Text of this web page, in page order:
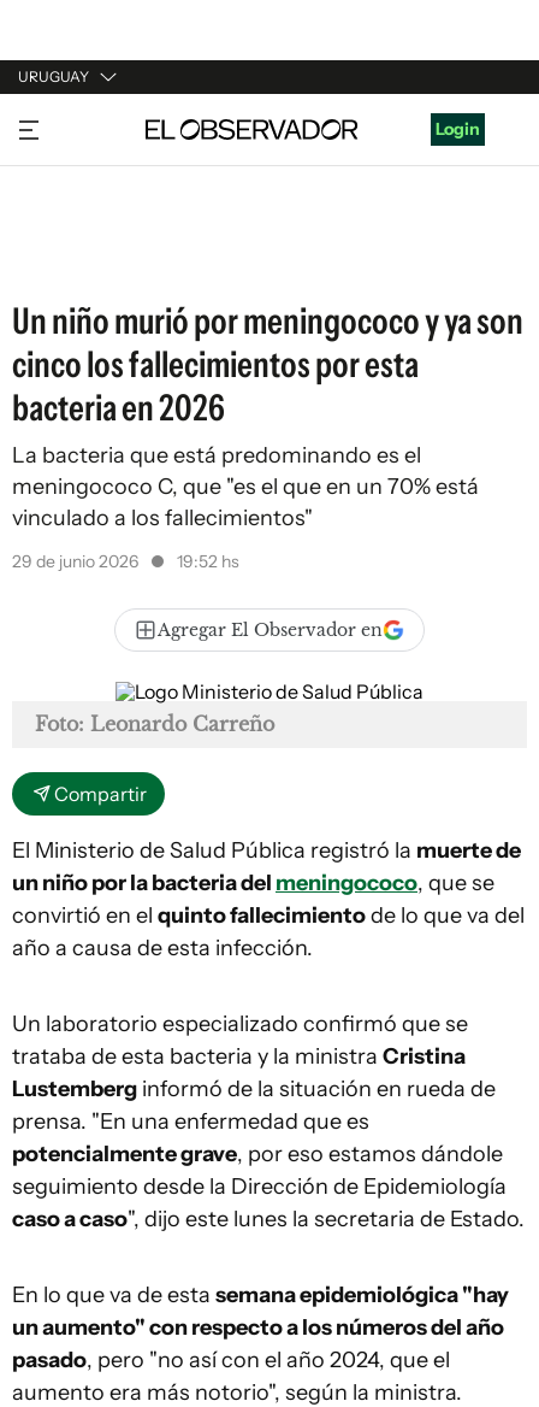
URUGUAY
URUGUAY
ARGENTINA
Login
Un niño murió por meningococo y ya son
cinco los fallecimientos por esta
bacteria en 2026
La bacteria que está predominando es el
meningococo C, que "es el que en un 70% está
vinculado a los fallecimientos"
29 de junio 2026 19:52 hs
Agregar El Observador en
Foto: Leonardo Carreño
Compartir
El Ministerio de Salud Pública registró la muerte de
un niño por la bacteria del meningococo, que se
convirtió en el quinto fallecimientode lo que va del
año a causa de esta infección.
Un laboratorio especializado confirmó que se
trataba de esta bacteria y la ministra Cristina
Lustemberg informó de la situación en rueda de
prensa. "En una enfermedad que es
potencialmente grave, por eso estamos dándole
seguimiento desde la Dirección de Epidemiología
caso a caso", dijo este lunes la secretaria de Estado.
En lo que va de esta semana epidemiológica "hay
un aumento" con respecto a los números del año
pasado, pero "no así con el año 2024, que el
aumento era más notorio", según la ministra.